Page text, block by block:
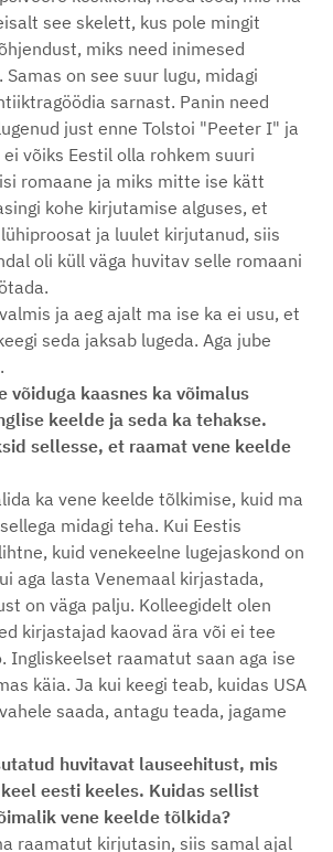
see skelett, kus pole mingit
miks need inimesed
on see suur lugu, midagi
sarnast. Panin need
just enne Tolstoi "Peeter I" ja
võiks Eestil olla rohkem suuri
romaane ja miks mitte ise kätt
kohe kirjutamise alguses, et
ja luulet kirjutanud, siis
oli küll väga huvitav selle romaani
ja aeg ajalt ma ise ka ei usu, et
seda jaksab lugeda. Aga jube
võiduga kaasnes ka võimalus
keelde ja seda ka tehakse.
sellesse, et raamat vene keelde
ka vene keelde tõlkimise, kuid ma
midagi teha. Kui Eestis
kuid venekeelne lugejaskond on
aga lasta Venemaal kirjastada,
on väga palju. Kolleegidelt olen
kirjastajad kaovad ära või ei tee
Ingliskeelset raamatut saan aga ise
käia. Ja kui keegi teab, kuidas USA
saada, antagu teada, jagame
huvitavat lauseehitust, mis
eesti keeles. Kuidas sellist
vene keelde tõlkida?
raamatut kirjutasin, siis samal ajal